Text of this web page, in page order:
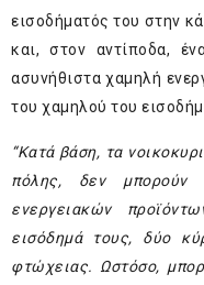
εισοδήματός του στην
και, στον αντίποδα,
ασυνήθιστα χαμηλή
του χαμηλού του
“Κατά βάση, τα
πόλης, δεν μπορούν
ενεργειακών
εισόδημά τους, δύο
φτώχειας. Ωστόσο,